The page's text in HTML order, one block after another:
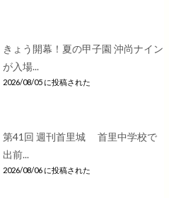
きょう開幕！夏の甲子園 沖尚ナイン
が入場...
2026/08/05 に投稿された
第41回 週刊首里城 首里中学校で
出前...
2026/08/06 に投稿された